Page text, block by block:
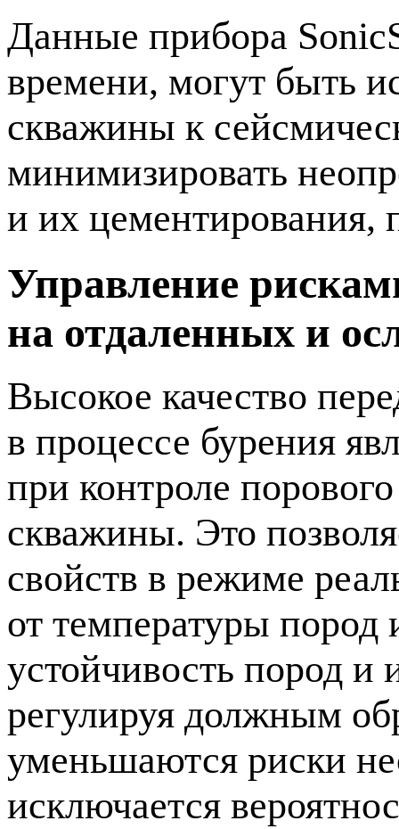
Данные прибора
времени, могут быть
скважины к
минимизировать
и их цементирования,
Управление
на отдаленных и
Высокое качество
в процессе бурения
при контроле
скважины. Это
свойств в режиме
от температуры
устойчивость пород и
регулируя должным
уменьшаются риски
исключается